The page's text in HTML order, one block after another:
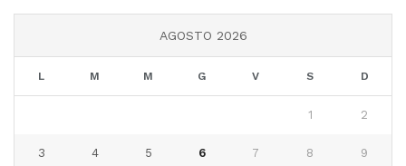
AGOSTO 2026
L M M G V S D
1 2
3 4 5 6 7 8 9